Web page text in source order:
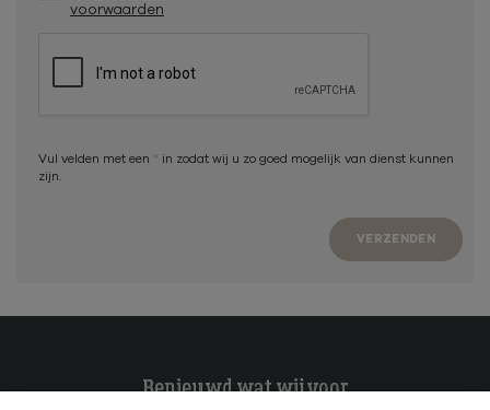
voorwaarden
Vul velden met een * in zodat wij u zo goed mogelijk van dienst kunnen
zijn.
VERZENDEN
Benieuwd wat wij voor